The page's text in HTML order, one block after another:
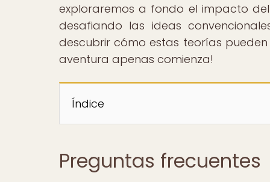
exploraremos a fondo el impacto
desafiando las ideas
descubrir cómo estas teorías
aventura apenas comienza!
Índice
Preguntas frecuentes